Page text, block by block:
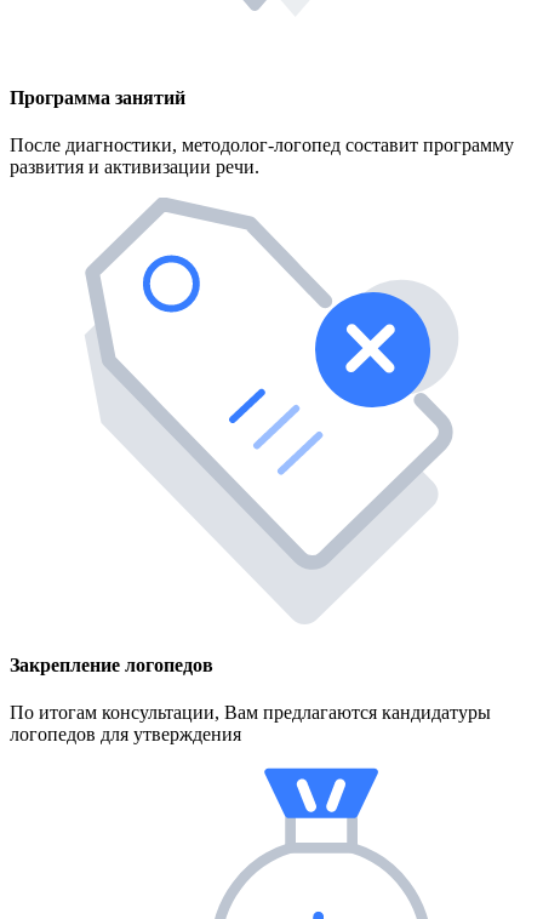
Программа занятий
После диагностики, методолог-логопед составит программу
развития и активизации речи.
Закрепление логопедов
По итогам консультации, Вам предлагаются кандидатуры
логопедов для утверждения